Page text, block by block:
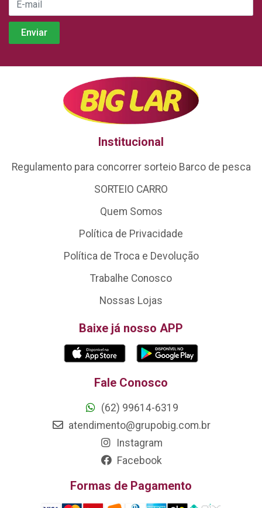
Institucional
Regulamento para concorrer sorteio Barco de pesca
SORTEIO CARRO
Quem Somos
Política de Privacidade
Política de Troca e Devolução
Trabalhe Conosco
Nossas Lojas
Baixe já nosso APP
Fale Conosco
(62) 99614-6319
atendimento@grupobig.com.br
Instagram
Facebook
Formas de Pagamento